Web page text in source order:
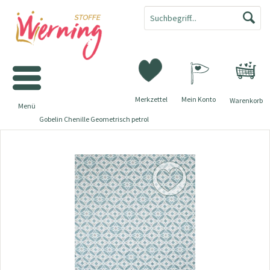
Warenkorb
Merkzettel Mein Konto
Menü
Gobelin Chenille Geometrisch petrol